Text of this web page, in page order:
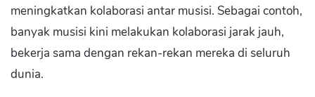
meningkatkan kolaborasi antar musisi. Sebagai contoh,
banyak musisi kini melakukan kolaborasi jarak jauh,
bekerja sama dengan rekan-rekan mereka di seluruh
dunia.